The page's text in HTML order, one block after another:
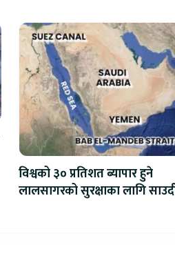
विश्वको ३० प्रतिशत ब्यापार हुने
लालसागरको सुरक्षाका लागि